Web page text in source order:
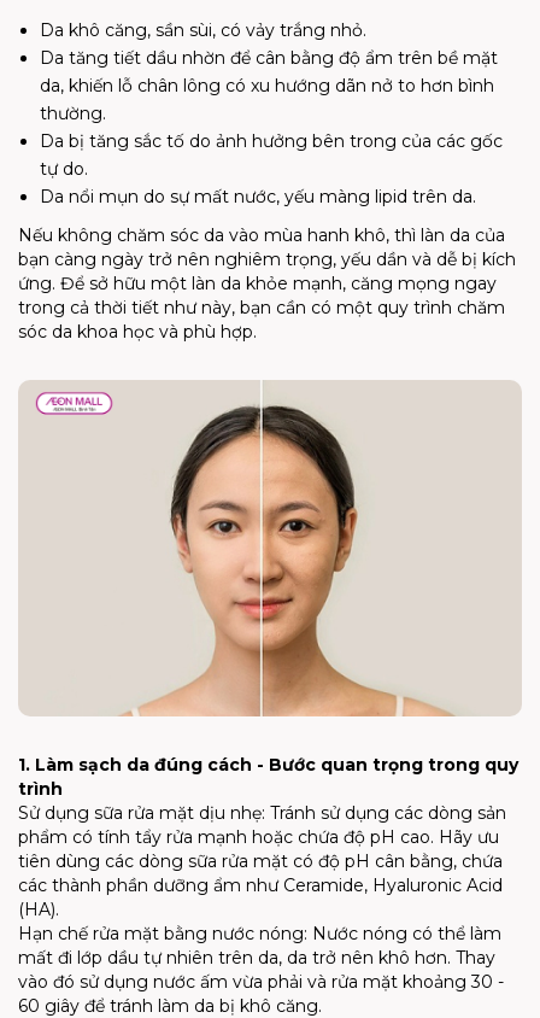
Da khô căng, sần sùi, có vảy trắng nhỏ.
Da tăng tiết dầu nhờn để cân bằng độ ẩm trên bề mặt
da, khiến lỗ chân lông có xu hướng dãn nở to hơn bình
thường.
Da bị tăng sắc tố do ảnh hưởng bên trong của các gốc
tự do.
Da nổi mụn do sự mất nước, yếu màng lipid trên da.
Nếu không chăm sóc da vào mùa hanh khô, thì làn da của
bạn càng ngày trở nên nghiêm trọng, yếu dần và dễ bị kích
ứng. Để sở hữu một làn da khỏe mạnh, căng mọng ngay
trong cả thời tiết như này, bạn cần có một quy trình chăm
sóc da khoa học và phù hợp.
1. Làm sạch da đúng cách - Bước quan trọng trong quy
trình
Sử dụng sữa rửa mặt dịu nhẹ: Tránh sử dụng các dòng sản
phẩm có tính tẩy rửa mạnh hoặc chứa độ pH cao. Hãy ưu
tiên dùng các dòng sữa rửa mặt có độ pH cân bằng, chứa
các thành phần dưỡng ẩm như Ceramide, Hyaluronic Acid
(HA).
Hạn chế rửa mặt bằng nước nóng: Nước nóng có thể làm
mất đi lớp dầu tự nhiên trên da, da trở nên khô hơn. Thay
vào đó sử dụng nước ấm vừa phải và rửa mặt khoảng 30 -
60 giây để tránh làm da bị khô căng.